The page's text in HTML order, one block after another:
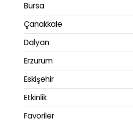
Bursa
Çanakkale
Dalyan
Erzurum
Eskişehir
Etkinlik
Favoriler